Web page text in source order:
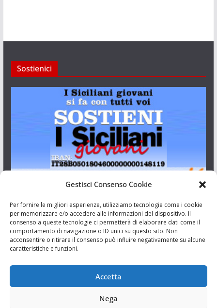
Gestisci Consenso Cookie
Per fornire le migliori esperienze, utilizziamo tecnologie come i cookie
per memorizzare e/o accedere alle informazioni del dispositivo. Il
consenso a queste tecnologie ci permetterà di elaborare dati come il
comportamento di navigazione o ID unici su questo sito. Non
acconsentire o ritirare il consenso può influire negativamente su alcune
caratteristiche e funzioni.
Accetta
Nega
Sostienici
Aut. del tribunale di Catania n.23/2011 del 20/09/2011 Dir.
Resp. Riccardo Orioles.
Associazione Culturale I Siciliani Giovani
via Randazzo 27 Catania